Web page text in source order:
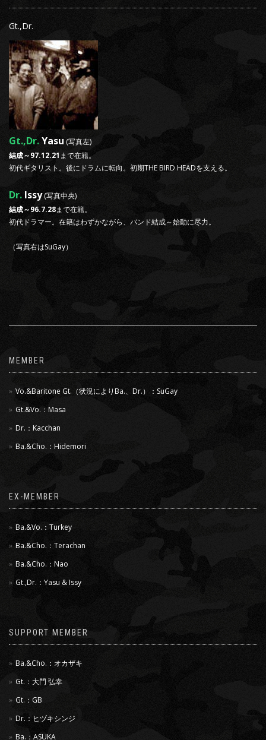
Gt.,Dr.
Gt.,Dr.Yasu (写真左)
結成～97.12.21 まで在籍。
初代ギタリスト。後にドラムに転向。初期THE BIRD HEADを支える。
Dr. Issy(写真中央)
結成～96.7.28まで在籍。
初代ドラマー。在籍はわずかながら、バンド結成～始動に尽力。
（写真右はSuGay）
MEMBER
Vo.&Baritone Gt.（状況によりBa.、Dr.）：SuGay
Gt.&Vo.：Masa
Dr.：Kacchan
Ba.&Cho.：Hidemori
EX-MEMBER
Ba.&Vo.：Turkey
Ba.&Cho.：Terachan
Ba.&Cho.：Nao
Gt.,Dr.：Yasu & Issy
SUPPORT MEMBER
Ba.&Cho.：オカザキ
Gt.：大門 弘幸
Gt.：GB
Dr.：ヒヅキシンジ
Ba.：ASUKA